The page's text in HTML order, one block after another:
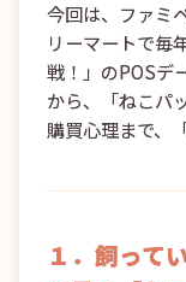
今回は、ファミ
リーマートで毎
戦！」のPOSデ
から、「ねこパ
購買心理まで、
１．飼って